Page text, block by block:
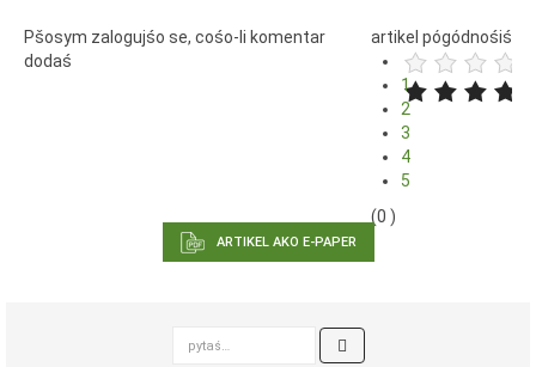
ARTIKEL AKO E-PAPER
artikel pógódnośiś
1
2
3
4
5
(0 )
Pšosym zalogujśo se, cośo-li komentar
dodaś
